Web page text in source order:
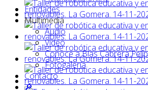
Entidades
Multimedia
Audio
Vídeo
Conoce a Blas Cabrera
Fotogalería
Contacto
🔎